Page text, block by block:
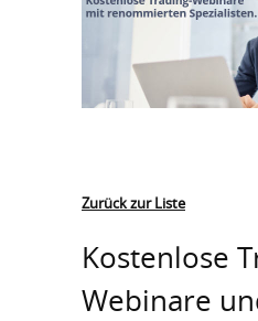
Zurück zur Liste
Kostenlose
Webinare